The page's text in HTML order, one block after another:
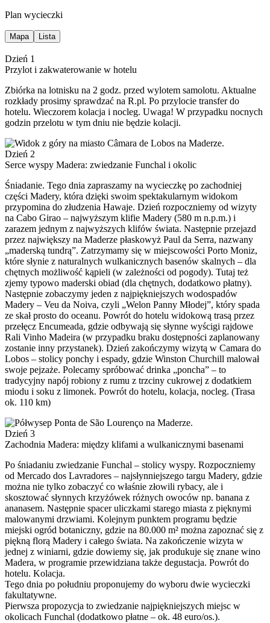
Plan wycieczki
Mapa Lista
Dzień 1
Przylot i zakwaterowanie w hotelu
Zbiórka na lotnisku na 2 godz. przed wylotem samolotu. Aktualne
rozkłady prosimy sprawdzać na R.pl. Po przylocie transfer do
hotelu. Wieczorem kolacja i nocleg. Uwaga! W przypadku nocnych
godzin przelotu w tym dniu nie będzie kolacji.
Dzień 2
Serce wyspy Madera: zwiedzanie Funchal i okolic
Śniadanie. Tego dnia zapraszamy na wycieczkę po zachodniej
części Madery, która dzięki swoim spektakularnym widokom
przypomina do złudzenia Hawaje. Dzień rozpoczniemy od wizyty
na Cabo Girao – najwyższym klifie Madery (580 m n.p.m.) i
zarazem jednym z najwyższych klifów świata. Następnie przejazd
przez największy na Maderze płaskowyż Paul da Serra, nazwany
„maderską tundrą”. Zatrzymamy się w miejscowości Porto Moniz,
które słynie z naturalnych wulkanicznych basenów skalnych – dla
chętnych możliwość kąpieli (w zależności od pogody). Tutaj też
zjemy typowo maderski obiad (dla chętnych, dodatkowo płatny).
Następnie zobaczymy jeden z najpiękniejszych wodospadów
Madery – Veu da Noiva, czyli „Welon Panny Młodej”, który spada
ze skał prosto do oceanu. Powrót do hotelu widokową trasą przez
przełęcz Encumeada, gdzie odbywają się słynne wyścigi rajdowe
Rali Vinho Madeira (w przypadku braku dostępności zaplanowany
zostanie inny przystanek). Dzień zakończymy wizytą w Camara do
Lobos – stolicy ponchy i espady, gdzie Winston Churchill malował
swoje pejzaże. Polecamy spróbować drinka „poncha” – to
tradycyjny napój robiony z rumu z trzciny cukrowej z dodatkiem
miodu i soku z limonek. Powrót do hotelu, kolacja, nocleg. (Trasa
ok. 110 km)
Dzień 3
Zachodnia Madera: między klifami a wulkanicznymi basenami
Po śniadaniu zwiedzanie Funchal – stolicy wyspy. Rozpoczniemy
od Mercado dos Lavradores – najsłynniejszego targu Madery, gdzie
można nie tylko zobaczyć co właśnie złowili rybacy, ale i
skosztować słynnych krzyżówek różnych owoców np. banana z
ananasem. Następnie spacer uliczkami starego miasta z pięknymi
malowanymi drzwiami. Kolejnym punktem programu będzie
miejski ogród botaniczny, gdzie na 80.000 m² można zapoznać się z
piękną florą Madery i całego świata. Na zakończenie wizyta w
jednej z winiarni, gdzie dowiemy się, jak produkuje się znane wino
Madera, w programie przewidziana także degustacja. Powrót do
hotelu. Kolacja.
Tego dnia po południu proponujemy do wyboru dwie wycieczki
fakultatywne.
Pierwsza propozycja to zwiedzanie najpiękniejszych miejsc w
okolicach Funchal (dodatkowo płatne – ok. 48 euro/os.).